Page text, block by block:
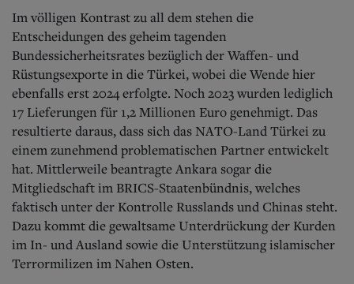
Im völligen Kontrast zu all dem stehen die
Entscheidungen des geheim tagenden
Bundessicherheitsrates bezüglich der Waffen- und
Rüstungsexporte in die Türkei, wobei die Wende hier
ebenfalls erst 2024 erfolgte. Noch 2023 wurden lediglich
17 Lieferungen für 1,2 Millionen Euro genehmigt. Das
resultierte daraus, dass sich das NATO-Land Türkei zu
einem zunehmend problematischen Partner entwickelt
hat. Mittlerweile beantragte Ankara sogar die
Mitgliedschaft im BRICS-Staatenbündnis, welches
faktisch unter der Kontrolle Russlands und Chinas steht.
Dazu kommt die gewaltsame Unterdrückung der Kurden
im In- und Ausland sowie die Unterstützung islamischer
Terrormilizen im Nahen Osten.